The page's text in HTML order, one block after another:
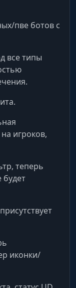
пве ботов с
все типы
игроков,
теперь
иконки/